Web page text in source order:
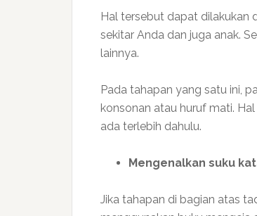
Hal tersebut dapat dilakukan
sekitar Anda dan juga anak.
lainnya.
Pada tahapan yang satu ini,
konsonan atau huruf mati.
ada terlebih dahulu.
Mengenalkan suku
Jika tahapan di bagian atas